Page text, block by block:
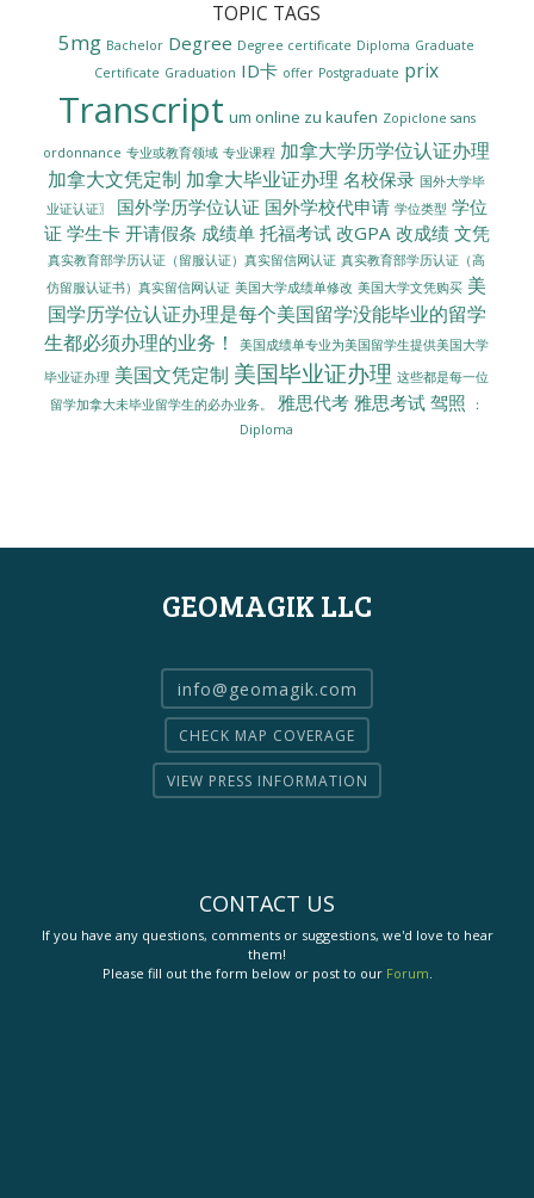
TOPIC TAGS
5mg Bachelor Degree Degree certificate Diploma Graduate
Certificate Graduation ID卡 offer Postgraduate prix
Transcript um online zu kaufen Zopiclone sans
ordonnance 专业或教育领域 专业课程 加拿大学历学位认证办理
加拿大文凭定制 加拿大毕业证办理 名校保录 国外大学毕
业证认证〗
国外学历学位认证 国外学校代申请 学位类型 学位
证 学生卡 开请假条 成绩单 托福考试 改GPA 改成绩 文凭
真实教育部学历认证（留服认证）真实留信网认证 真实教育部学历认证（高
仿留服认证书）真实留信网认证 美国大学成绩单修改 美国大学文凭购买 美
国学历学位认证办理是每个美国留学没能毕业的留学
生都必须办理的业务！
美国成绩单专业为美国留学生提供美国大学
毕业证办理 美国文凭定制 美国毕业证办理 这些都是每一位
留学加拿大未毕业留学生的必办业务。
雅思代考 雅思考试 驾照
：
Diploma
GEOMAGIK LLC
info@geomagik.com
CHECK MAP COVERAGE
VIEW PRESS INFORMATION
CONTACT US
If you have any questions, comments or suggestions, we'd love to hear
them!
Please fill out the form below or post to our Forum.